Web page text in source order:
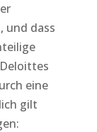
und dass
eine
gilt